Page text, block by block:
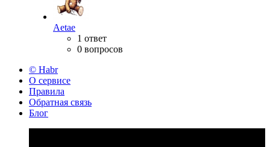
Aetae
1 ответ
0 вопросов
© Habr
О сервисе
Правила
Обратная связь
Блог